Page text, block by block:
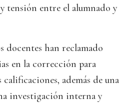
tensión entre el alumnado y
docentes han reclamado
en la corrección para
además de una
investigación interna y